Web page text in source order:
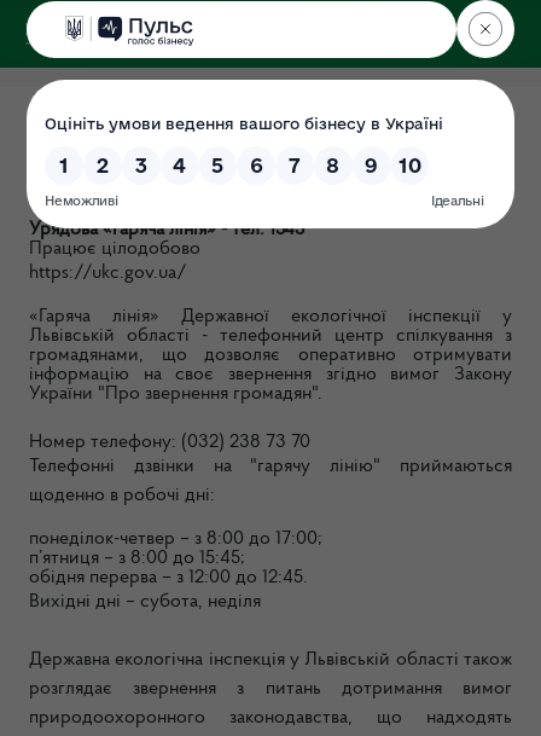
ДЕРЖЕКОІНСПЕКЦІЯ
у Львівській області
Гаряча лінія
Урядова «гаряча лінія» - тел. 1545
Працює цілодобово
https://ukc.gov.ua/
«Гаряча лінія» Державної екологічної інспекції у
Львівській області - телефонний центр спілкування з
громадянами, що дозволяє оперативно отримувати
інформацію на своє звернення згідно вимог Закону
України "Про звернення громадян".
Номер телефону: (032) 238 73 70
Телефонні дзвінки на "гарячу лінію" приймаються
щоденно в робочі дні:
понеділок-четвер – з 8:00 до 17:00;
п’ятниця – з 8:00 до 15:45;
обідня перерва – з 12:00 до 12:45.
Вихідні дні – субота, неділя
Державна екологічна інспекція у Львівській області також
розглядає звернення з питань дотримання вимог
природоохоронного законодавства, що надходять